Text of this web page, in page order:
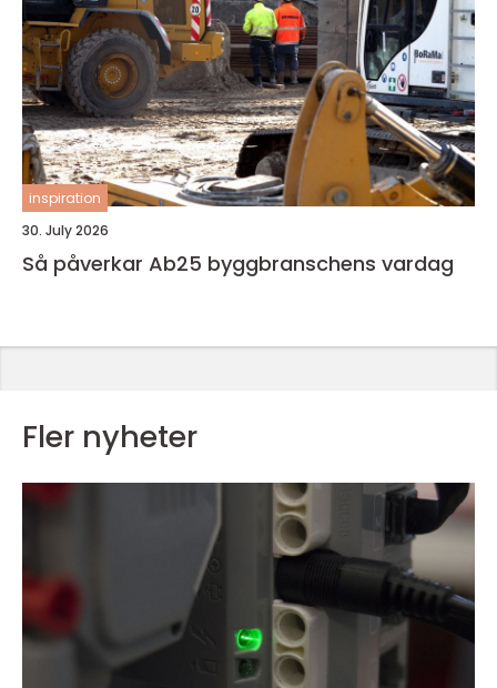
inspiration
30. July 2026
Så påverkar Ab25 byggbranschens vardag
Fler nyheter